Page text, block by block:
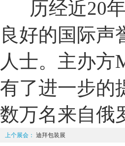
历经近20年
良好的国际声
人士。主办方
有了进一步的
数万名来自俄
上个展会： 迪拜包装展